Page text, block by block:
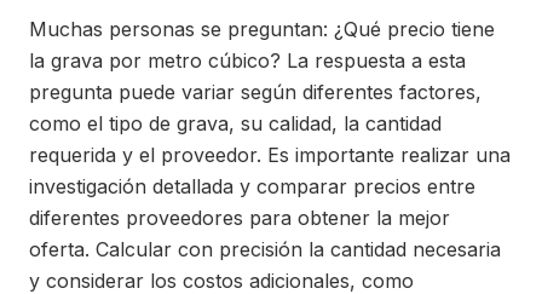
Muchas personas se preguntan: ¿Qué precio tiene
la grava por metro cúbico? La respuesta a esta
pregunta puede variar según diferentes factores,
como el tipo de grava, su calidad, la cantidad
requerida y el proveedor. Es importante realizar una
investigación detallada y comparar precios entre
diferentes proveedores para obtener la mejor
oferta. Calcular con precisión la cantidad necesaria
y considerar los costos adicionales, como